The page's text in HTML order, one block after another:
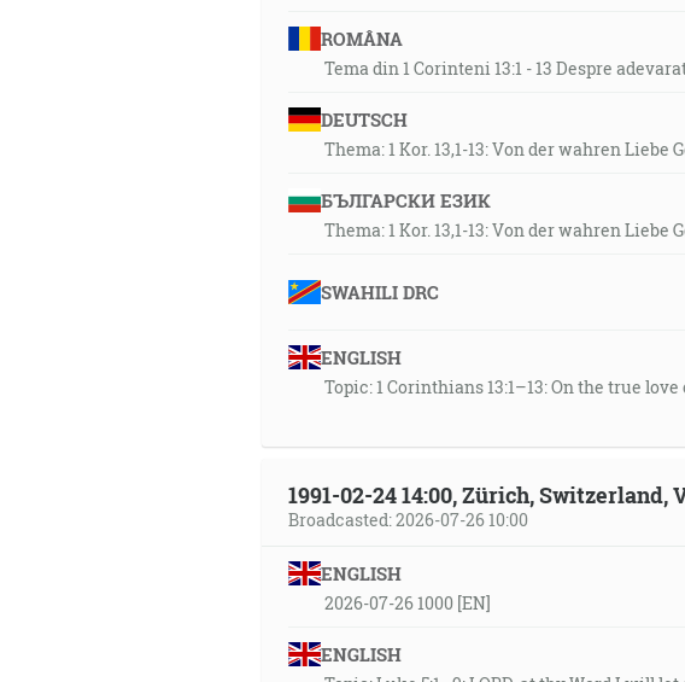
ROMÂNA
Tema din 1 Corinteni 13:1 - 13 Despre
DEUTSCH
Thema: 1 Kor. 13,1-13: Von der wahren Liebe
БЪЛГАРСКИ ЕЗИК
Thema: 1 Kor. 13,1-13: Von der wahren Liebe
SWAHILI DRC
ENGLISH
Topic: 1 Corinthians 13:1–13: On the true love
1991-02-24 14:00, Zürich, Switzerland,
Broadcasted: 2026-07-26 10:00
ENGLISH
2026-07-26 1000 [EN]
ENGLISH